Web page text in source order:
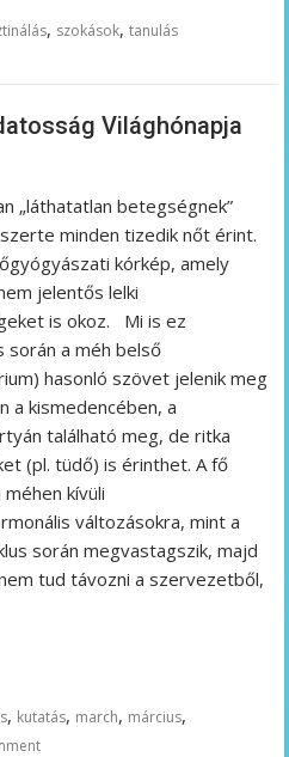
, szokások,tanulás
Világhónapja
„láthatatlan betegségnek”
minden tizedik nőt érint.
kórkép, amely
jelentős lelki
is okoz. Mi is ez
a méh belső
hasonló szövet jelenik meg
a kismedencében, a
található meg, de ritka
(pl. tüdő) is érinthet. A fő
kívüli
változásokra, mint a
során megvastagszik, majd
tud távozni a szervezetből,
, kutatás, march, március,